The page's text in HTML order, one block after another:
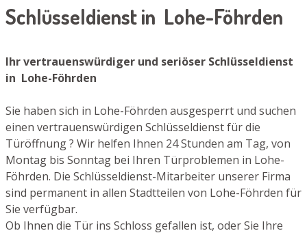
Schlüsseldienst in Lohe-Föhrden
Ihr vertrauenswürdiger und seriöser Schlüsseldienst
in Lohe-Föhrden
Sie haben sich in Lohe-Föhrden ausgesperrt und suchen
einen vertrauenswürdigen Schlüsseldienst für die
Türöffnung ? Wir helfen Ihnen 24 Stunden am Tag, von
Montag bis Sonntag bei Ihren Türproblemen in Lohe-
Föhrden. Die Schlüsseldienst-Mitarbeiter unserer Firma
sind permanent in allen Stadtteilen von Lohe-Föhrden für
Sie verfügbar.
Ob Ihnen die Tür ins Schloss gefallen ist, oder Sie Ihre